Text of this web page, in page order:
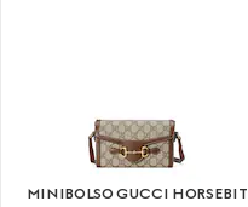
MINIBOLSO GUCCI HORSEBIT